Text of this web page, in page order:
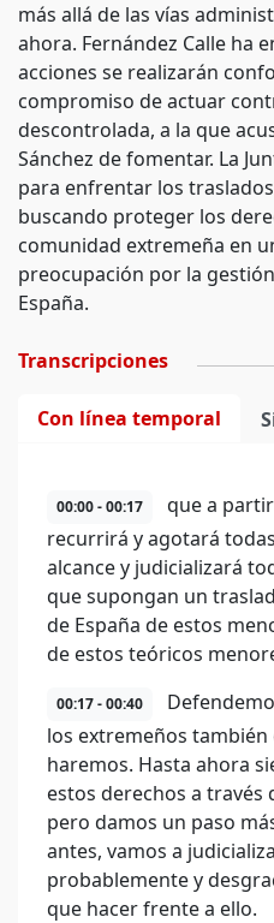
más allá de las vías
ahora. Fernández Calle ha
acciones se realizarán
compromiso de actuar
descontrolada, a la que
Sánchez de fomentar. La
para enfrentar los
buscando proteger los
comunidad extremeña en
preocupación por la
España.
Transcripciones
Con línea temporal
00:00 - 00:17
que a
recurrirá y agotará
alcance y judicializará
que supongan un
de España de estos
de estos teóricos
00:17 - 00:40
los extremeños
haremos. Hasta ahora
estos derechos a través
pero damos un paso
antes, vamos a
probablemente y
que hacer frente a ello.